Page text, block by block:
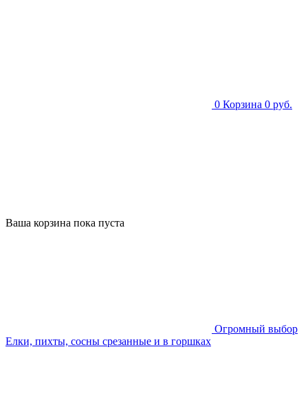
0 Корзина 0 руб.
Ваша корзина пока пуста
Огромный выбор
Елки, пихты, сосны срезанные и в горшках